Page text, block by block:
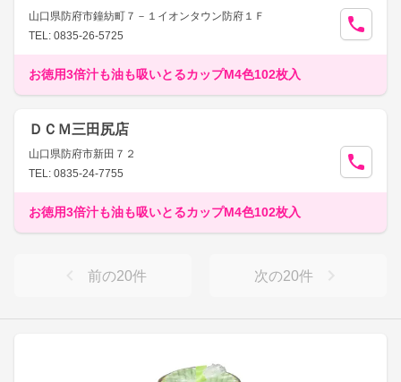
山口県防府市鐘紡町７－１イオンタウン防府１Ｆ
TEL: 0835-26-5725
お徳用3倍汁も油も吸いとるカップM4色102枚入
ＤＣＭ三田尻店
山口県防府市新田７２
TEL: 0835-24-7755
お徳用3倍汁も油も吸いとるカップM4色102枚入
前の20件 次の20件